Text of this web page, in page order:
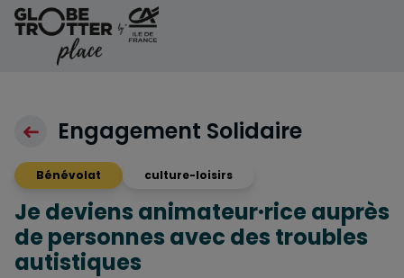
Aller au contenu
Engagement Solidaire
Bénévolat culture-loisirs
Je deviens animateur·rice auprès
de personnes avec des troubles
autistiques